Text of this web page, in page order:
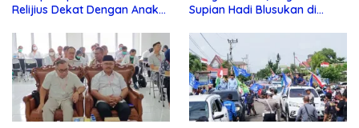
Relijius Dekat Dengan Anak
Supian Hadi Blusukan di